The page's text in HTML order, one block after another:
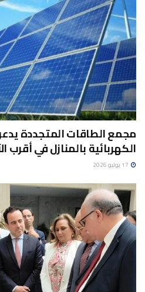
مجمع الطاقات المتجددة
الكهربائية بالمنازل في أقرب